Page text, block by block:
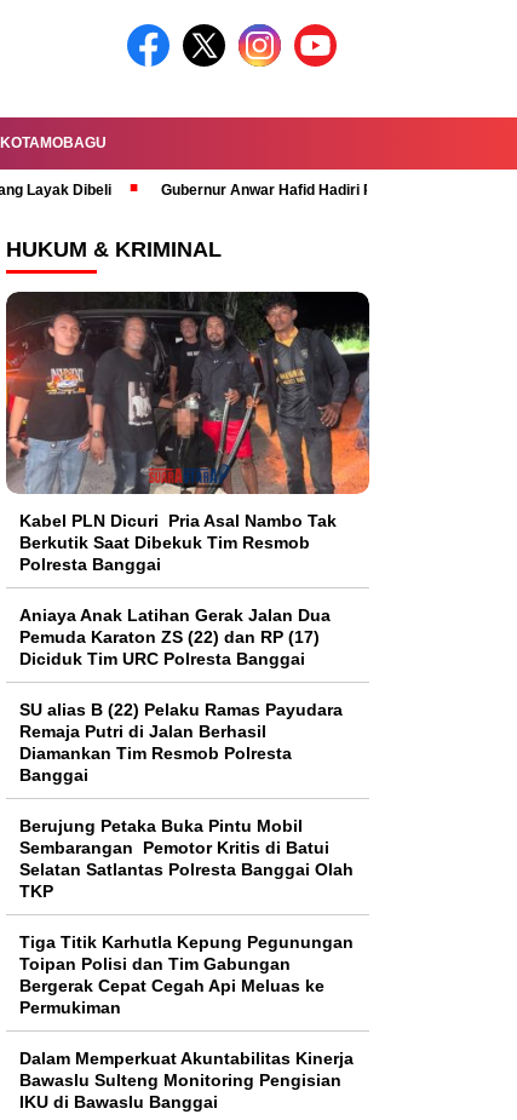
Layak Dibeli Gubernur Anwar Hafid Hadiri Rapat Paripurna
HUKUM & KRIMINAL
Kabel PLN Dicuri Pria Asal Nambo Tak
Berkutik Saat Dibekuk Tim Resmob
Polresta Banggai
Aniaya Anak Latihan Gerak Jalan Dua
Pemuda Karaton ZS (22) dan RP (17)
Diciduk Tim URC Polresta Banggai
SU alias B (22) Pelaku Ramas Payudara
Remaja Putri di Jalan Berhasil
Diamankan Tim Resmob Polresta
Banggai
Berujung Petaka Buka Pintu Mobil
Sembarangan Pemotor Kritis di Batui
Selatan Satlantas Polresta Banggai Olah
TKP
Tiga Titik Karhutla Kepung Pegunungan
Toipan Polisi dan Tim Gabungan
Bergerak Cepat Cegah Api Meluas ke
Permukiman
Dalam Memperkuat Akuntabilitas Kinerja
Bawaslu Sulteng Monitoring Pengisian
IKU di Bawaslu Banggai